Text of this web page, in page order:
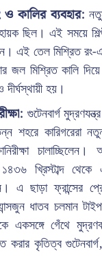
কালির ব্যবহার:
ছিল। এই সময়ে
এই তেল মিশ্রিত রং-এর
মিশ্রিত কালি দিয়ে
হয়।
গুটেনবার্গ
শহরে কারিগরেরা
খ্রিস্টাব্দ থেকে এ
এ ছাড়া ফ্রান্সের
ধাতব চলমান
একসঙ্গে গেঁথে
করার কৃতিত্ব